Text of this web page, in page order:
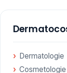
Dermatologie
Cosmetologie